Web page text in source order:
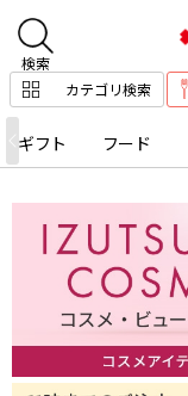
カテゴリ検索
ギフト フード